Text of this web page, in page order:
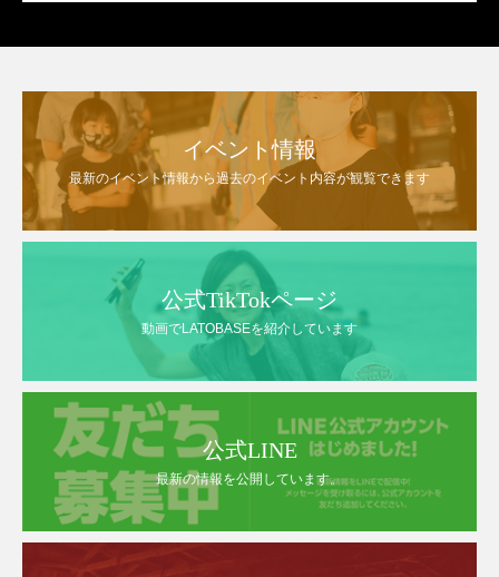
イベント情報
最新のイベント情報から過去のイベント内容が観覧できます
公式TikTokページ
動画でLATOBASEを紹介しています
公式LINE
最新の情報を公開しています。